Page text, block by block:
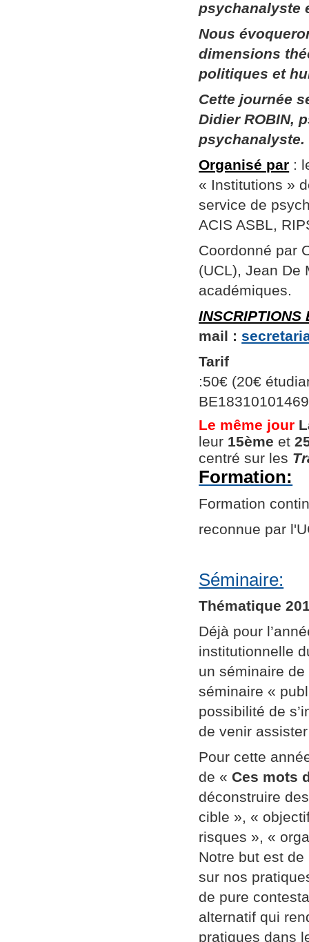
psychanalyste
Nous
dimensions
politiques et
Cette journée
Didier ROBIN,
psychanalyste.
Organisé par :
« Institutions »
service de
ACIS ASBL,
Coordonné par
(UCL), Jean De
académiques.
INSCRIPTIONS
mail :
Tarif
:50€ (20€
Le même jour
leur 15ème et
centré sur les
Formation:
Formation
reconnue par
Séminaire:
Thématique
Déjà pour
institutionnelle
un séminaire
séminaire «
possibilité de
de venir
Pour cette
de « Ces mots
déconstruire
cible », «
risques », «
Notre but est de
sur nos
de pure
alternatif qui
pratiques dans